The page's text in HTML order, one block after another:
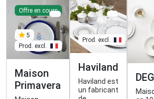
Offre en cours
5
Prod. excl.
Maison
Primavera
Prod. excl.
Haviland
Haviland est
un fabricant